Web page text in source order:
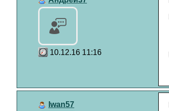
10.12.16 11:16
Iwan57